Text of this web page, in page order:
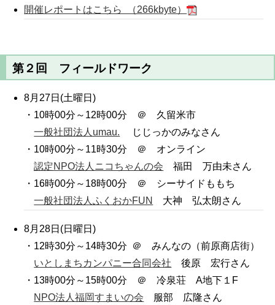
開催レポートはこちら （266kbyte）
第２回 フィールドワーク
8月27日(土曜日)
・10時00分～12時00分 ＠ 久留米市
一般社団法人umau. じじっかのみなさん
・10時00分～11時30分 ＠ オンライン
認定NPO法人ニコちゃんの会 福田 万由未さん
・16時00分～18時00分 ＠ シーサイドももち
一般社団法人ふくおかFUN
大神 弘太朗さん
8月28日(日曜日)
・12時30分～14時30分 ＠ みんなの（前原商店街）
いとしまちカンパニー合同会社 後原 宏行さん
・13時00分～15時00分 ＠ 冷泉荘 A地下１F
NPO法人福岡すまいの会 服部 広隆さん